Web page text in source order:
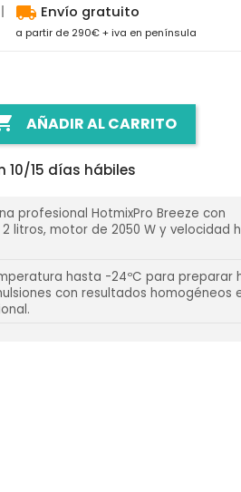
local_shipping Envío gratuito
a partir de 290€ + iva en península
AÑADIR AL CARRITO
10/15 días hábiles
profesional HotmixPro Breeze con
litros, motor de 2050 W y velocidad
hasta -24ºC para preparar
con resultados homogéneos